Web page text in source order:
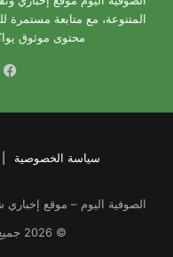
المتنوعة، مع متابعة مستمرة
محتوى موثوق
سياسة الخصوصية
الصوفية اليوم – موقع
©
2026